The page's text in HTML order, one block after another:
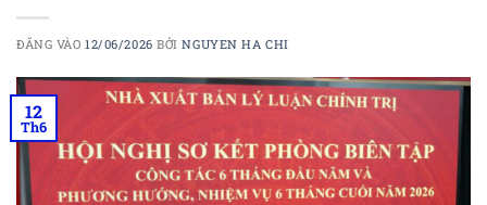
ĐĂNG VÀO12/06/2026 BỞINGUYEN HA CHI
12
Th6